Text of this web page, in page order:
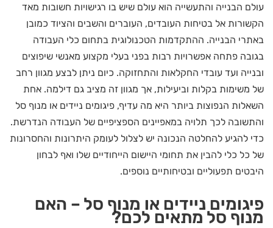
עולם הבנייה והתעשייה הוא עולם שיש בו רגישויות חשובות מאד
הקשורות אל בטיחות העובדים, העוברים והשבים והציוד כמובן
באתרי הבנייה. ההתקדמות הטכנולוגית בתחום כלי העבודה
בגובה פתחה אפשרויות רבות בפני בעלי מקצוע מאנשי שיפוצים
ובנייה ועד עובדי החקלאות והתחזוקה. כיום ניתן לבצע מגוון רחב
של משימות בקלות וביעילות, אך מגוון זה מציב גם דילמה. אחת
השאלות הנפוצות ביותר היא מה עדיף, פיגומים ניידים או מנוף סל
והתשובה לכך תלויה במאפיינים הספציפיים של העבודה הנדרשת.
כדי להגיע להחלטה הנכונה יש לצלול לעומק היתרונות והחסרונות
של כל כלי להבין את תחומי היישום הייחודיים שלו ואף לבחון
היבטים תפעוליים ובטיחותיים נוספים.
פיגומים ניידים או מנוף סל – האם
מנוף סל מתאים לכם?